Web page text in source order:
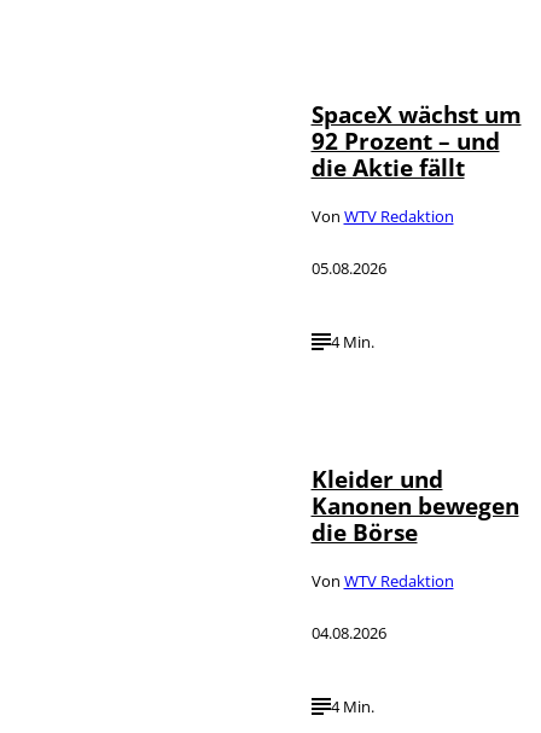
SpaceX wächst um
92 Prozent – und
die Aktie fällt
Von WTV Redaktion
05.08.2026
4 Min.
Kleider und
Kanonen bewegen
die Börse
Von WTV Redaktion
04.08.2026
4 Min.